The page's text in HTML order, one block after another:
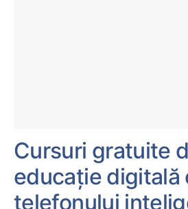
Cursuri gratuite
educaţie digitală
telefonului